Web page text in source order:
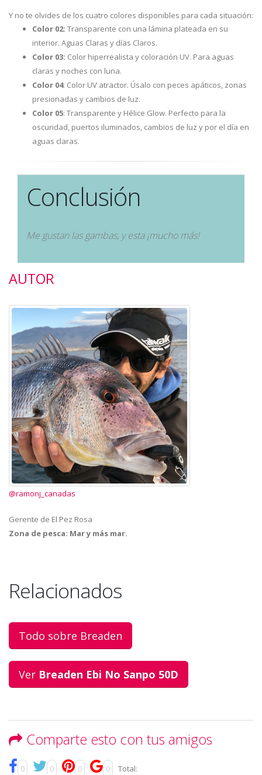
Y no te olvides de los cuatro colores disponibles para cada situación:
Color 02: Transparente con una lámina plateada en su
interior. Aguas Claras y días Claros.
Color 03: Color hiperrealista y coloración UV. Para aguas
claras y noches con luna.
Color 04: Color UV atractor. Úsalo con peces apáticos, zonas
presionadas y cambios de luz.
Color 05: Transparente y Hélice Glow. Perfecto para la
oscuridad, puertos iluminados, cambios de luz y por el día en
aguas claras.
Conclusión
Me gustan las gambas, y esta ¡mucho más!
AUTOR
@ramonj_canadas
Gerente de El Pez Rosa
Zona de pesca: Mar y más mar.
Relacionados
Todo sobre Breaden
Ver Breaden Ebi No Sanpo 50D
Comparte esto con tus amigos
0 0 0 0 Total: